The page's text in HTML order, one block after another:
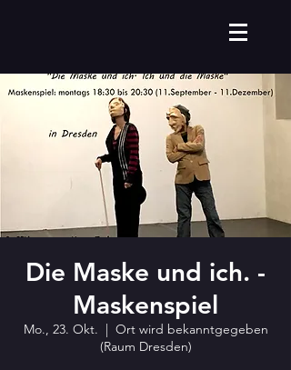
Die Maske und ich. -
Maskenspiel
Mo., 23. Okt.
  |
Ort wird bekanntgegeben
(Raum Dresden)